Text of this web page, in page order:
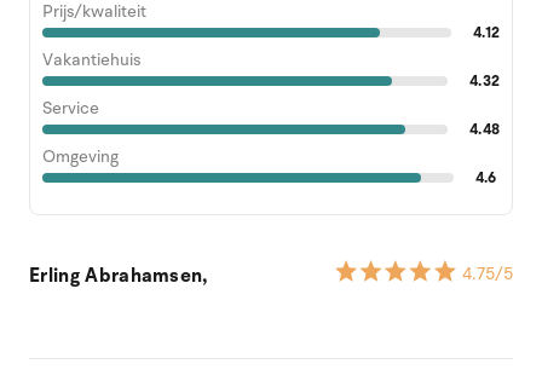
Prijs/kwaliteit
4.12
Vakantiehuis
4.32
Service
4.48
Omgeving
4.6
Erling Abrahamsen, 4.75/5